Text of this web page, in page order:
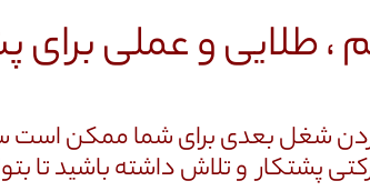
طلایی و عملی برای
شغل بعدی برای شما ممکن
و تلاش داشته باشید تا